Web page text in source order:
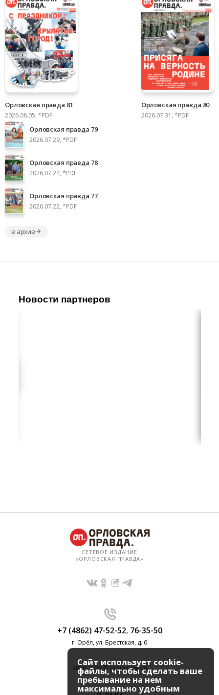
Орловская правда 81
2026.08.05, *PDF
Орловская правда 80
2026.07.31, *PDF
Орловская правда 79
2026.07.29, *PDF
Орловская правда 78
2026.07.24, *PDF
Орловская правда 77
2026.07.22, *PDF
в архив
Новости партнеров
СЕТЕВОЕ ИЗДАНИЕ
«ОРЛОВСКАЯ ПРАВДА»
+7 (4862) 47-52-52, 76-35-50
г. Орёл, ул. Брестская, д. 6
2010-2026 © regionorel.ru
Сайт использует cookie-
файлы, чтобы сделать ваше
пребывание на нем
максимально удобным